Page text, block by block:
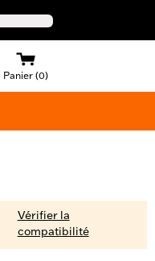
Panier (0)
Vérifier la
compatibilité